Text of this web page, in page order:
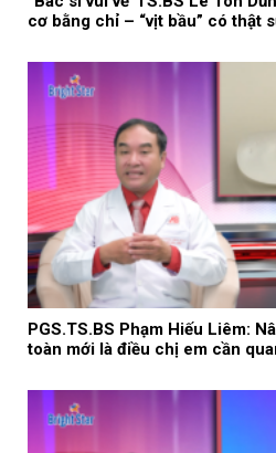
cơ bằng chỉ – “vịt bầu” có thật
PGS.TS.BS Phạm Hiếu Liêm:
toàn mới là điều chị em cần